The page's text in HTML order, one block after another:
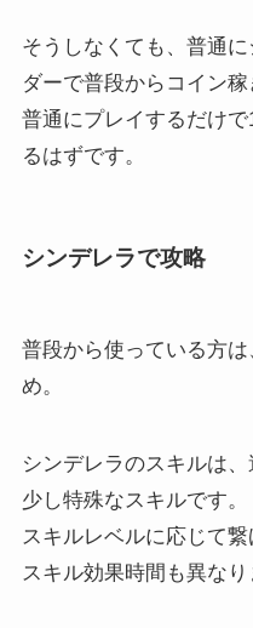
そうしなくても、普通
ダーで普段からコイン
普通にプレイするだけ
るはずです。
シンデレラで攻略
普段から使っている方は
め。
シンデレラのスキルは
少し特殊なスキルです。
スキルレベルに応じて
スキル効果時間も異なり